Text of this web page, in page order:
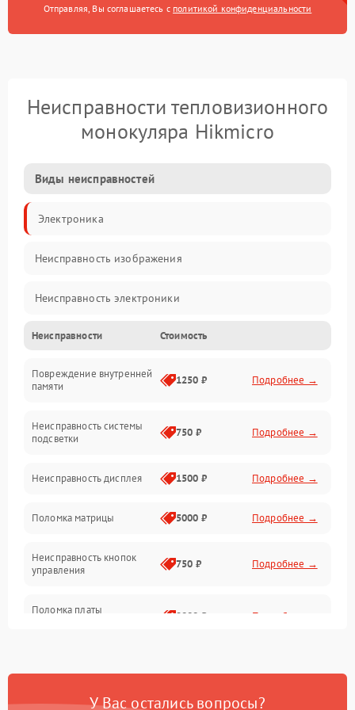
Отправляя, Вы соглашаетесь с политикой конфиденциальности
Неисправности тепловизионного
монокуляра Hikmicro
Виды неисправностей
Электроника
Неисправность изображения
Неисправность электроники
Электропитание
Матрица
Оптика
Неисправности Стоимость
Повреждение внутренней
памяти
1250 ₽ Подробнее →
Неисправность системы
подсветки
750 ₽ Подробнее →
Неисправность дисплея 1500 ₽ Подробнее →
Поломка матрицы 5000 ₽ Подробнее →
Неисправность кнопок
управления
750 ₽ Подробнее →
Поломка платы
2000 ₽ Подробнее →
аккумулятора
У Вас остались вопросы?